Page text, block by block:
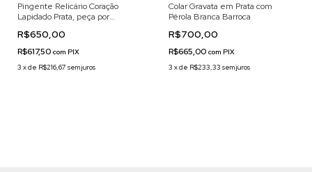
Pingente Relicário Coração
Lapidado Prata, peça por
R$650,00
R$617,50 com PIX
3 xde R$216,67 sem juros
Colar Gravata em Prata com
Pérola Branca Barroca
R$700,00
R$665,00 com PIX
3 xde R$233,33 sem juros